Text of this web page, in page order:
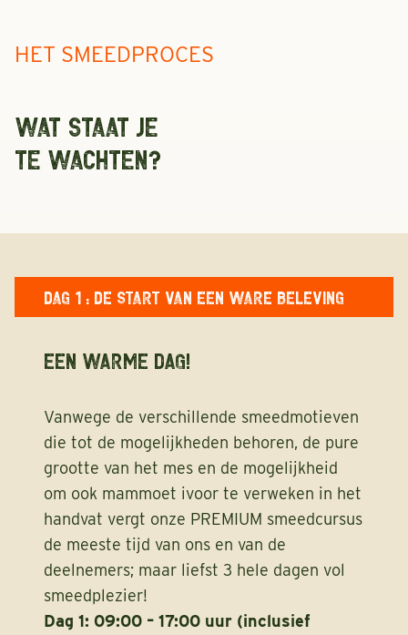
HET SMEEDPROCES
WAT STAAT JE
TE WACHTEN?
DAG 1 : DE START VAN EEN WARE BELEVING
EEN WARME DAG!
Vanwege de verschillende smeedmotieven
die tot de mogelijkheden behoren, de pure
grootte van het mes en de mogelijkheid
om ook mammoet ivoor te verweken in het
handvat vergt onze PREMIUM smeedcursus
de meeste tijd van ons en van de
deelnemers; maar liefst 3 hele dagen vol
smeedplezier!
Dag 1: 09:00 – 17:00 uur (inclusief